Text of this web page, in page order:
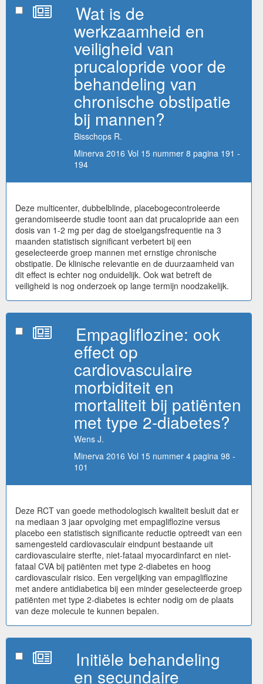
Wat is de
werkzaamheid en
veiligheid van
prucalopride voor de
behandeling van
chronische obstipatie
bij mannen?
Bisschops R.
Minerva 2016 Vol 15 nummer 8 pagina 191 -
194
Deze multicenter, dubbelblinde, placebogecontroleerde
gerandomiseerde studie toont aan dat prucalopride aan een
dosis van 1-2 mg per dag de stoelgangsfrequentie na 3
maanden statistisch significant verbetert bij een
geselecteerde groep mannen met ernstige chronische
obstipatie. De klinische relevantie en de duurzaamheid van
dit effect is echter nog onduidelijk. Ook wat betreft de
veiligheid is nog onderzoek op lange termijn noodzakelijk.
Empagliflozine: ook
effect op
cardiovasculaire
morbiditeit en
mortaliteit bij patiënten
met type 2-diabetes?
Wens J.
Minerva 2016 Vol 15 nummer 4 pagina 98 -
101
Deze RCT van goede methodologisch kwaliteit besluit dat er
na mediaan 3 jaar opvolging met empagliflozine versus
placebo een statistisch significante reductie optreedt van een
samengesteld cardiovasculair eindpunt bestaande uit
cardiovasculaire sterfte, niet-fataal myocardinfarct en niet-
fataal CVA bij patiënten met type 2-diabetes en hoog
cardiovasculair risico. Een vergelijking van empagliflozine
met andere antidiabetica bij een minder geselecteerde groep
patiënten met type 2-diabetes is echter nodig om de plaats
van deze molecule te kunnen bepalen.
Initiële behandeling
en secundaire